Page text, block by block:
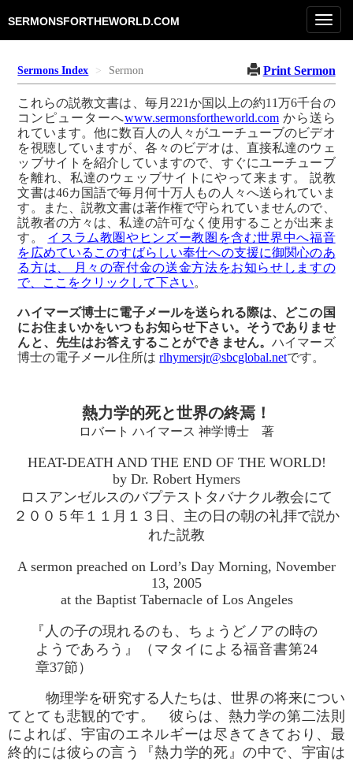
SERMONSFORTHEWORLD.COM
Sermons Index Sermon Print Sermon
これらの説教文書は、毎月221か国以上の約11万6千台の
コンピューターへwww.sermonsfortheworld.comから送ら
れています。他に数百人の人々がユーチューブのビデオ
を視聴していますが、各々のビデオは、直接私達のウェ
ッブサイトを紹介していますので、すぐにユーチューブ
を離れ、私達のウェッブサイトにやって来ます。 説教
文書は46カ国語で毎月何十万人もの人々へ送られていま
す。また、説教文書は著作権で守られていませんので、
説教者の方々は、私達の許可なく使用することが出来ま
す。 イスラム教圏やヒンズー教圏を含む世界中へ福音
を広めているこのすばらしい奉仕への支援に御関心のあ
る方は、 月々の寄付金の送金方法をお知らせしますの
で、ここをクリックして下さい。
ハイマーズ博士に電子メールを送られる際は、どこの国
にお住まいかをいつもお知らせ下さい。そうでありませ
んと、先生はお答えすることができません。ハイマーズ
博士の電子メール住所はrlhymersjr@sbcglobal.netです。
熱力学的死と世界の終焉！
ロバート ハイマース 神学博士 著
HEAT-DEATH AND THE END OF THE WORLD!
by Dr. Robert Hymers
ロスアンゼルスのバプテストタバナクル教会にて
２００５年１１月１３日、主の日の朝の礼拝で説か
れた説教
A sermon preached on Lord’s Day Morning, November
13, 2005
at the Baptist Tabernacle of Los Angeles
『人の子の現れるのも、ちょうどノアの時の
ようであろう』（マタイによる福音書第24
章37節）
物理学を研究する人たちは、世界の将来につい
てとても悲観的です。 彼らは、熱力学の第二法則
によれば、宇宙のエネルギーは尽きてきており、最
終的には彼らの言う『熱力学的死』の中で、宇宙は